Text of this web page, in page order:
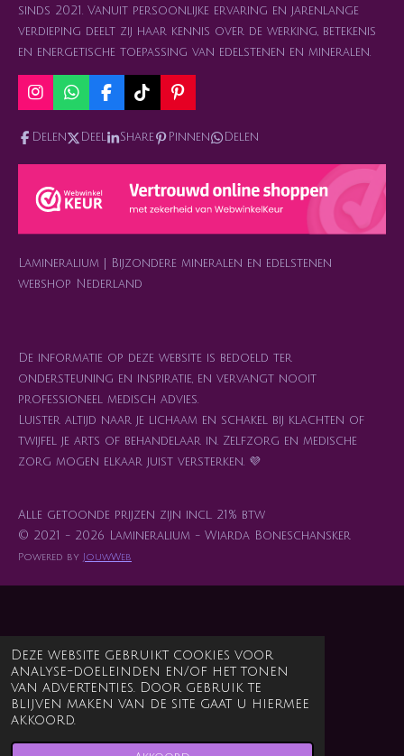
Deze website gebruikt cookies voor
analyse-doeleinden en/of het tonen
van advertenties. Door gebruik te
blijven maken van de site gaat u hiermee
akkoord.
sinds 2021. Vanuit persoonlijke ervaring en jarenlange
verdieping deelt zij haar kennis over de werking, betekenis
en energetische toepassing van edelstenen en mineralen.
I
s
a
r
a
W
a
t
s
p
p
F
c
e
b
T
k
o
P
n
e
e
s
Delen Deel Share Pinnen Delen
Lamineralium | Bijzondere mineralen en edelstenen
webshop Nederland
De informatie op deze website is bedoeld ter
ondersteuning en inspiratie, en vervangt nooit
professioneel medisch advies.
Luister altijd naar je lichaam en schakel bij klachten of
twijfel je arts of behandelaar in. Zelfzorg en medische
zorg mogen elkaar juist versterken. 💜
Alle getoonde prijzen zijn incl. 21% btw
© 2021 - 2026 Lamineralium - Wiarda Boneschansker
Powered by JouwWeb